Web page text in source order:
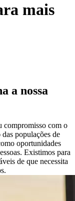
mais
a nossa
compromisso com o
populações de
oportunidades
Existimos para
​​de que necessita